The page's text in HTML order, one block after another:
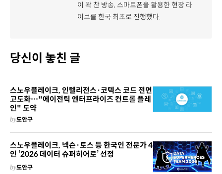
이 꽉 찬 방송, 스마트폰을 활용한 현장 라
이브를 한국 최초로 진행했다.
당신이 놓친 글
스노우플레이크, 인텔리전스·코텍스 코드 전면
고도화…"에이전틱 엔터프라이즈 컨트롤 플레
인" 도약
by도안구
스노우플레이크, 넥슨·토스 등 한국인 전문가 4
인 ‘2026 데이터 슈퍼히어로’ 선정
by도안구